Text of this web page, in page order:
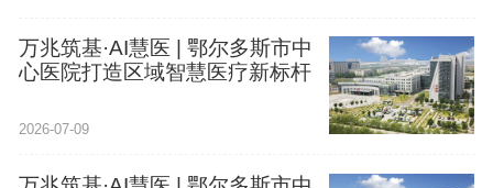
万兆筑基·AI慧医 | 鄂尔多斯市中
心医院打造区域智慧医疗新标杆
2026-07-09